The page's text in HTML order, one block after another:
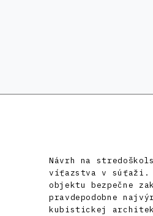
Návrh na
víťazstva v súťaži.
objektu bezpečne
pravdepodobne
kubistickej